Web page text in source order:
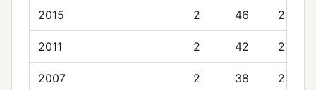
2015 2 46 29.0
2011 2 42 27.5
2007 2 38 25.5